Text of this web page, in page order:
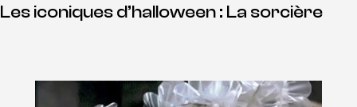
Les iconiques d’halloween : La sorcière